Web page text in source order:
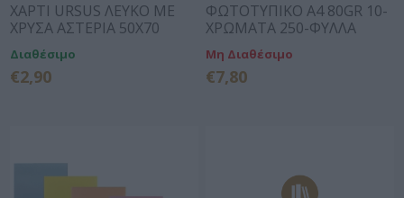
ΧΑΡΤI URSUS ΛΕΥΚΟ ΜΕ
ΧΡΥΣΑ ΑΣΤΕΡΙΑ 50Χ70
300gr
Διαθέσιμο
€2,90
ΦΩΤΟΤΥΠΙΚΟ Α4 80GR 10-
ΧΡΩΜΑΤΑ 250-ΦΥΛΛΑ
ZAZOO
Μη Διαθέσιμο
€7,80